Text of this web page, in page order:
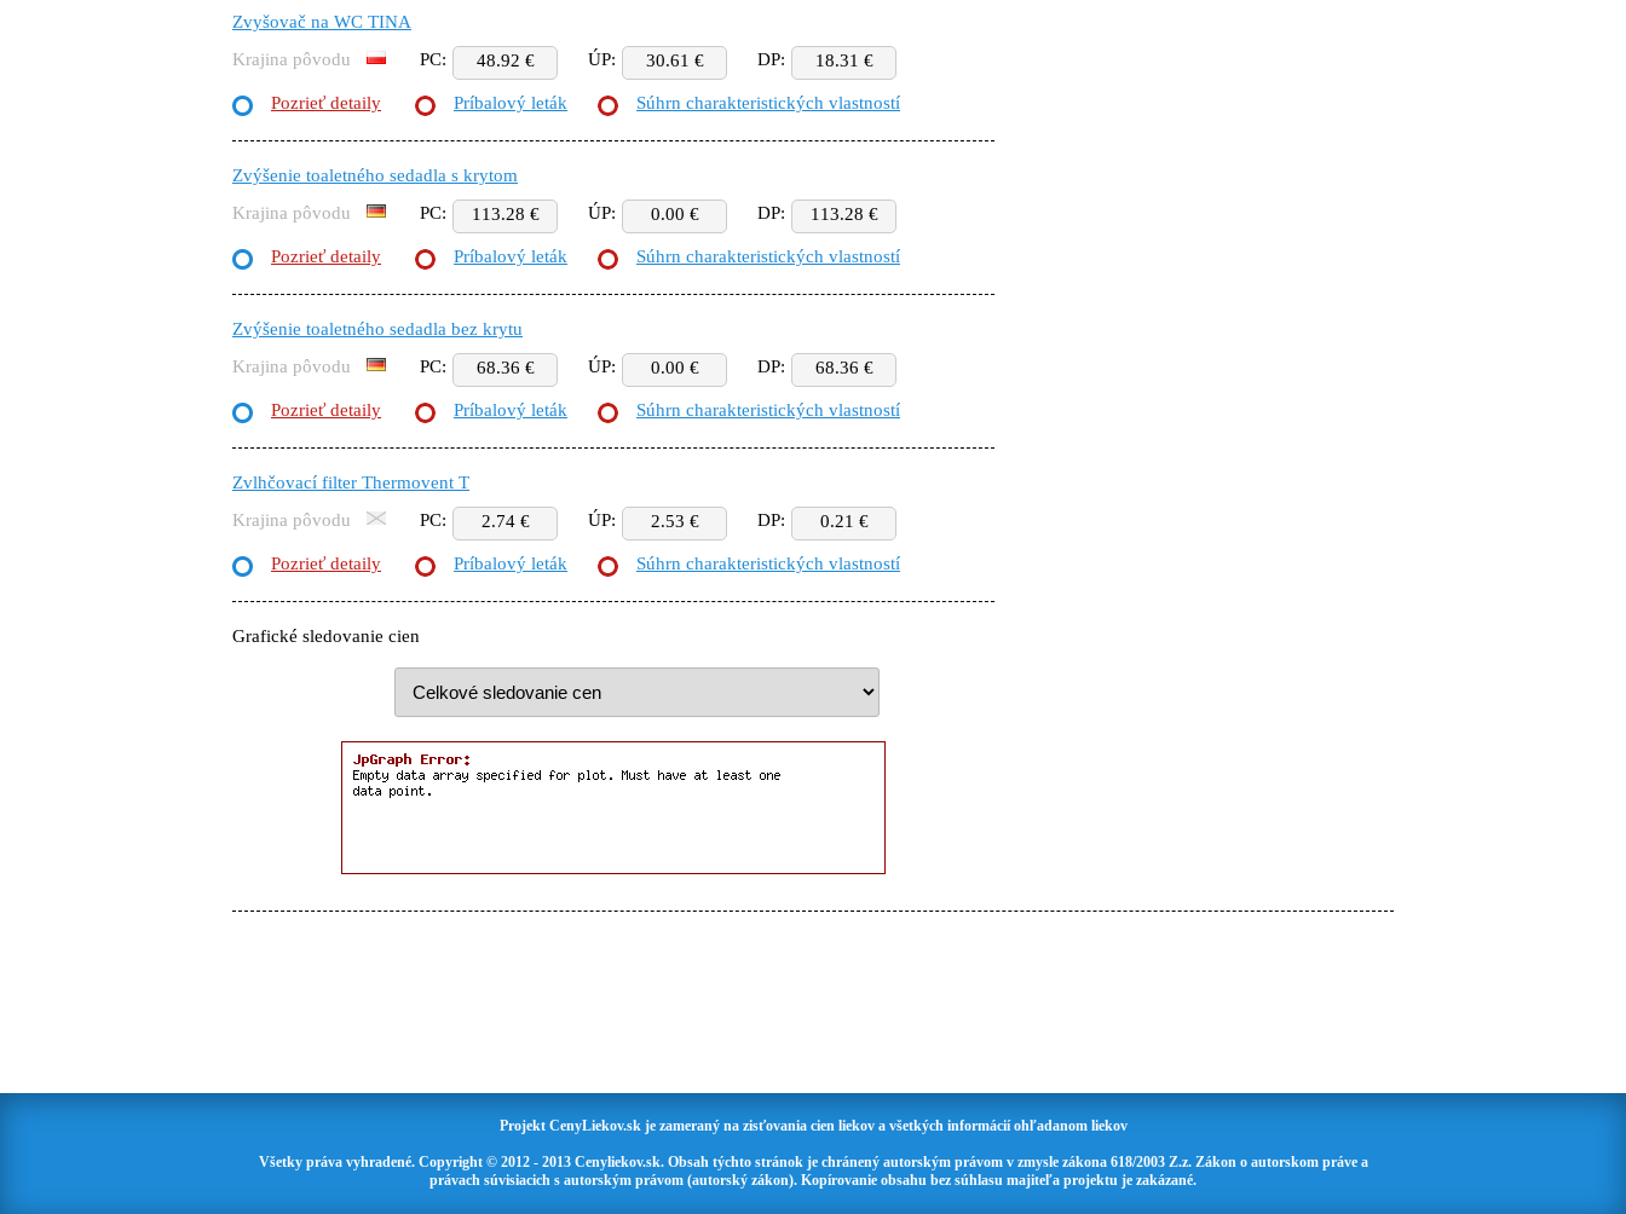
Zvyšovač na WC TINA
Krajina pôvodu
PC: 48.92 € ÚP: 30.61 € DP: 18.31 €
Pozrieť detaily Príbalový leták Súhrn charakteristických vlastností
Zvýšenie toaletného sedadla s krytom
Krajina pôvodu
PC: 113.28 € ÚP: 0.00 € DP: 113.28 €
Pozrieť detaily Príbalový leták Súhrn charakteristických vlastností
Zvýšenie toaletného sedadla bez krytu
Krajina pôvodu
PC: 68.36 € ÚP: 0.00 € DP: 68.36 €
Pozrieť detaily Príbalový leták Súhrn charakteristických vlastností
Zvlhčovací filter Thermovent T
Krajina pôvodu
PC: 2.74 € ÚP: 2.53 € DP: 0.21 €
Pozrieť detaily Príbalový leták Súhrn charakteristických vlastností
Grafické sledovanie cien
Projekt CenyLiekov.sk je zameraný na zisťovania cien liekov a všetkých informácií ohľadanom liekov
Všetky práva vyhradené. Copyright © 2012 - 2013 Cenyliekov.sk. Obsah týchto stránok je chránený autorským právom v zmysle zákona 618/2003 Z.z. Zákon o autorskom práve a
právach súvisiacich s autorským právom (autorský zákon). Kopírovanie obsahu bez súhlasu majiteľa projektu je zakázané.